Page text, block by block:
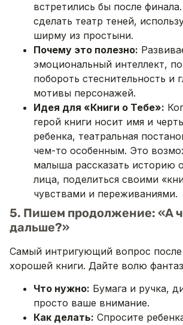
встретились бы после
сделать театр теней,
ширму из простыни.
Почему это полезно:
эмоциональный интеллект,
побороть стеснительность и
мотивы персонажей.
Идея для «Книги о Тебе»:
герой книги носит имя и
ребенка, театральная
чем-то особенным. Это
малыша рассказать историю
лица, поделиться своими
чувствами и переживаниями.
5. Пишем продолжение: «А
дальше?»
Самый интригующий вопрос после
хорошей книги. Дайте волю
Что нужно: Бумага и ручка,
просто ваше внимание.
Как делать: Спросите